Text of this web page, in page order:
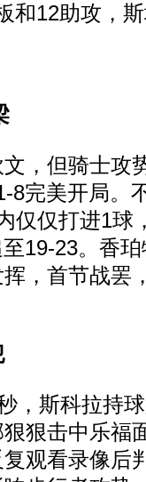
和12助攻，
但骑士攻
8完美开局。
仅仅打进1球
19-23。香
，首节战罢
斯科拉持球
狠击中乐福
观看录像后